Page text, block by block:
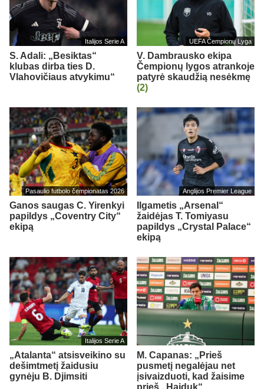
Italijos Serie A
S. Adali: „Besiktas“
klubas dirba ties D.
Vlahovičiaus atvykimu“
UEFA Čempionų Lyga
V. Dambrausko ekipa
Čempionų lygos atrankoje
patyrė skaudžią nesėkmę
(2)
Pasaulio futbolo čempionatas 2026
Ganos saugas C. Yirenkyi
papildys „Coventry City“
ekipą
Anglijos Premier League
Ilgametis „Arsenal“
žaidėjas T. Tomiyasu
papildys „Crystal Palace“
ekipą
Italijos Serie A
„Atalanta“ atsisveikino su
dešimtmetį žaidusiu
gynėju B. Djimsiti
M. Capanas: „Prieš
pusmetį negalėjau net
įsivaizduoti, kad žaisime